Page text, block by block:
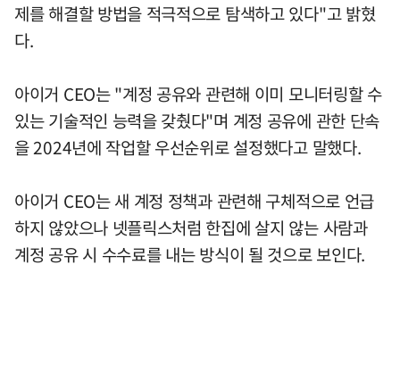
제를 해결할 방법을 적극적으로 탐색하고 있다"고 밝혔
다.
아이거 CEO는 "계정 공유와 관련해 이미 모니터링할 수
있는 기술적인 능력을 갖췄다"며 계정 공유에 관한 단속
을 2024년에 작업할 우선순위로 설정했다고 말했다.
아이거 CEO는 새 계정 정책과 관련해 구체적으로 언급
하지 않았으나 넷플릭스처럼 한집에 살지 않는 사람과
계정 공유 시 수수료를 내는 방식이 될 것으로 보인다.